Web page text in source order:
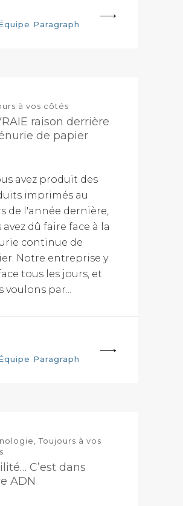
Paragraph
à vos côtés
raison derrière
de papier
avez produit des
imprimés au
de l'année dernière,
avez dû faire face à la
continue de
Notre entreprise y
tous les jours, et
voulons par...
Paragraph
Toujours à vos
C’est dans
ADN